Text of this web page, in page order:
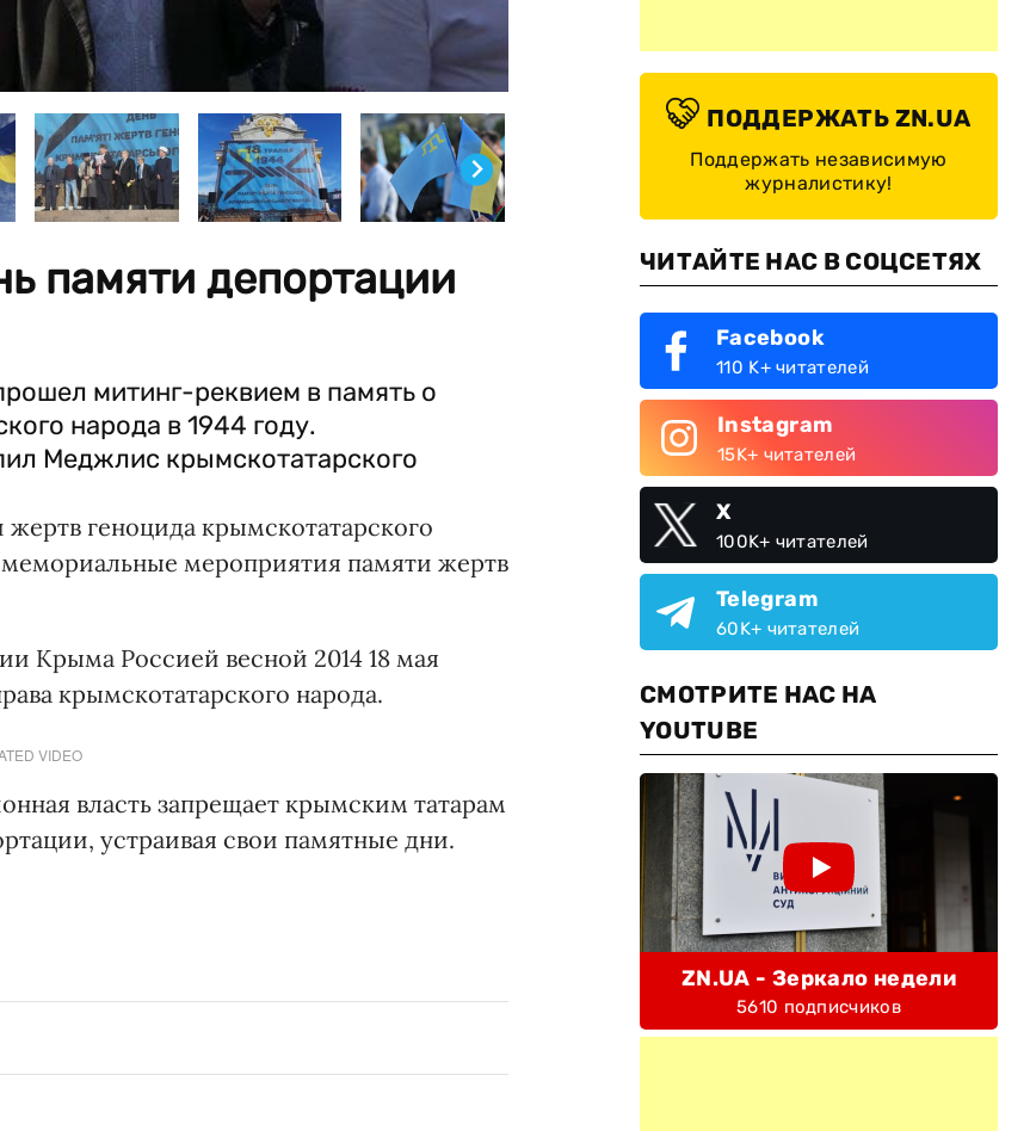
© Цензор.нет
памяти депортации
митинг-реквием в память о
народа в 1944 году.
Меджлис крымскотатарского
геноцида крымскотатарского
мероприятия памяти жертв
Крыма Россией весной 2014 18 мая
крымскотатарского народа.
VIDEO
власть запрещает крымским татарам
устраивая свои памятные дни.
ПОДДЕРЖАТЬ ZN.UA
Поддержать независимую
журналистику!
ЧИТАЙТЕ НАС В СОЦСЕТЯХ
Facebook
110 K+ читателей
Instagram
15K+ читателей
X
100K+ читателей
Telegram
60K+ читателей
СМОТРИТЕ НАС НА
YOUTUBE
ZN.UA - Зеркало недели
5610 подписчиков